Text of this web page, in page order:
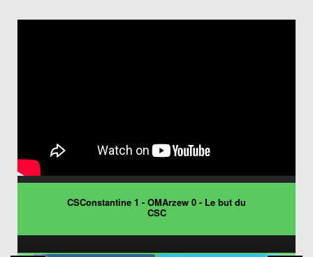
CSConstantine 1 - OMArzew 0 - Le but du
CSC